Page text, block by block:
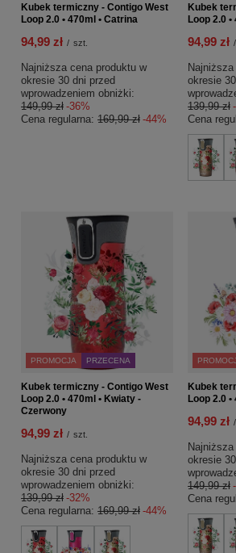
Kubek termiczny - Contigo West
Loop 2.0 • 470ml • Catrina
94,99 zł / szt.
Najniższa cena produktu w
okresie 30 dni przed
wprowadzeniem obniżki:
149,99 zł -36%
Cena regularna: 169,99 zł -44%
Kubek
Loop 2.0
94,99 zł /
okresie
139,99 zł
Cena
PROMOCJA PRZECENA
Kubek termiczny - Contigo West
Loop 2.0 • 470ml • Kwiaty -
Czerwony
94,99 zł / szt.
Najniższa cena produktu w
okresie 30 dni przed
wprowadzeniem obniżki:
139,99 zł -32%
Cena regularna: 169,99 zł -44%
Kubek
Loop 2.0
94,99 zł /
okresie
149,99 zł
Cena